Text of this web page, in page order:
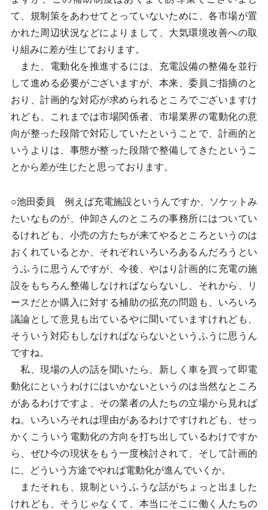
て、規制策をあわせてとっていないために、各市場が置
かれた周辺状況などによりまして、大気環境改善への取
り組みに差が生じております。
また、電動化を推進するには、充電設備の整備を並行
して進める必要がございますが、本来、委員ご指摘のと
おり、計画的な対応が求められるところでございますけ
れども、これまでは市場関係者、市場業界の電動化の意
向が整った段階で対応していたということで、計画的と
いうよりは、事態が整った段階で整備してきたというこ
とから差が生じたと思っております。
○池田委員 例えば充電施設というんですか、ソケットみ
たいなものが、仲卸さんのところの事務所にはついてい
るけれども、小売の方たちが来てやるところというのは
おくれているとか、それぞれいろいろあるんだろうとい
うふうに思うんですが、今後、やはり計画的に充電の施
設をもちろん整備しなければならないし、それから、リ
ースだとか購入に対する補助の拡充の問題も、いろいろ
議論として意見も出ているやに聞いていますけれども、
そういう対応もしなければならないというふうに思うん
ですね。
私、現場の人の話を聞いたら、新しく車を買って即電
動化にというわけにはいかないというのは当然なところ
があるわけですよ、その業者の人たちの立場から見れば
ね。いろいろそれは理由があるわけですけれども、せっ
かくこういう電動化の方向を打ち出しているわけですか
ら、ぜひ今の現状をもう一度検討されて、そして計画的
に、どういう方途でやれば電動化が進んでいくか。
またそれも、規制というふうな話がちょっと出ました
けれども、そうじゃなくて、本当にそこに働く人たちの